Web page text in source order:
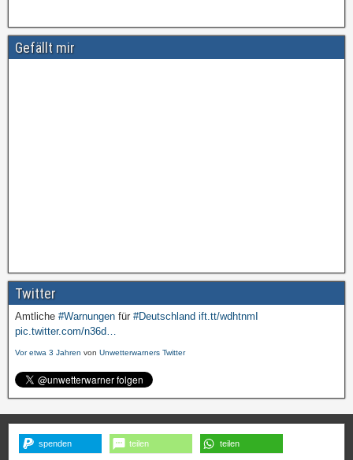
Gefällt mir
Twitter
Amtliche#Warnungenfür#Deutschland ift.tt/wdhtnmI
pic.twitter.com/n36d…
pic.twitter.com/G8Uz…
Vor etwa 3 JahrenvonUnwetterwarners Twitter
spenden teilen teilen